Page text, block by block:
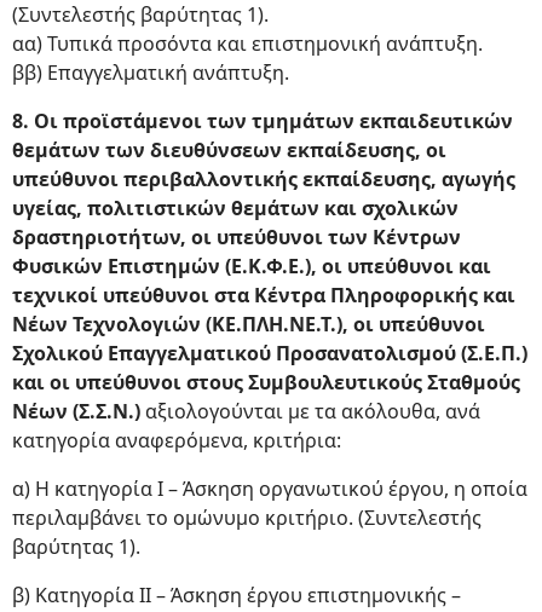
(Συντελεστής βαρύτητας 1).
αα) Τυπικά προσόντα και επιστημονική ανάπτυξη.
ββ) Επαγγελματική ανάπτυξη.
8. Οι προϊστάμενοι των τμημάτων εκπαιδευτικών
θεμάτων των διευθύνσεων εκπαίδευσης, οι
υπεύθυνοι περιβαλλοντικής εκπαίδευσης, αγωγής
υγείας, πολιτιστικών θεμάτων και σχολικών
δραστηριοτήτων, οι υπεύθυνοι των Κέντρων
Φυσικών Επιστημών (Ε.Κ.Φ.Ε.), οι υπεύθυνοι και
τεχνικοί υπεύθυνοι στα Κέντρα Πληροφορικής και
Νέων Τεχνολογιών (ΚΕ.ΠΛΗ.ΝΕ.Τ.), οι υπεύθυνοι
Σχολικού Επαγγελματικού Προσανατολισμού (Σ.Ε.Π.)
και οι υπεύθυνοι στους Συμβουλευτικούς Σταθμούς
Νέων (Σ.Σ.Ν.)αξιολογούνται με τα ακόλουθα, ανά
κατηγορία αναφερόμενα, κριτήρια:
α) Η κατηγορία Ι – Άσκηση οργανωτικού έργου, η οποία
περιλαμβάνει το ομώνυμο κριτήριο. (Συντελεστής
βαρύτητας 1).
β) Κατηγορία ΙΙ – Άσκηση έργου επιστημονικής –